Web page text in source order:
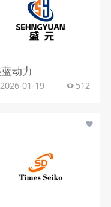
动力
2026-01-19 512